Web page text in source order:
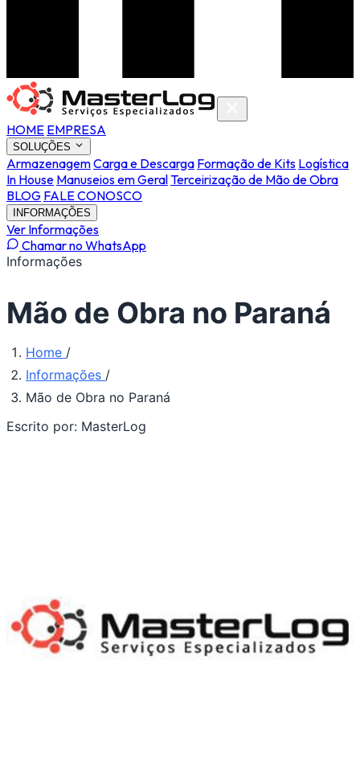
HOME EMPRESA
SOLUÇÕES
ArmazenagemCarga e Descarga Formação de Kits Logística
In House Manuseios em GeralTerceirização de Mão de Obra
BLOG FALE CONOSCO
INFORMAÇÕES
Ver Informações
Chamar no WhatsApp
Informações
Mão de Obra no Paraná
Home /
Informações /
Mão de Obra no Paraná
Escrito por: MasterLog